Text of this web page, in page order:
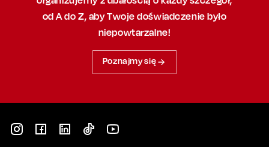
od A do Z, abyTwoje doświadczenie było
niepowtarzalne!
Poznajmy się